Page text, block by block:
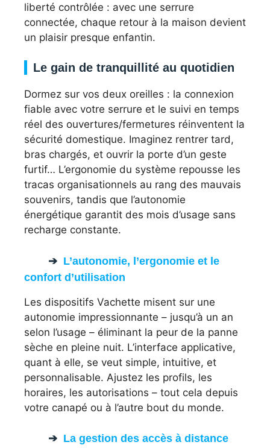
liberté contrôlée : avec une serrure
connectée, chaque retour à la maison devient
un plaisir presque enfantin.
Le gain de tranquillité au quotidien
Dormez sur vos deux oreilles : la connexion
fiable avec votre serrure et le suivi en temps
réel des ouvertures/fermetures réinventent la
sécurité domestique. Imaginez rentrer tard,
bras chargés, et ouvrir la porte d’un geste
furtif… L’ergonomie du système repousse les
tracas organisationnels au rang des mauvais
souvenirs, tandis que l’autonomie
énergétique garantit des mois d’usage sans
recharge constante.
L’autonomie, l’ergonomie et le
confort d’utilisation
Les dispositifs Vachette misent sur une
autonomie impressionnante – jusqu’à un an
selon l’usage – éliminant la peur de la panne
sèche en pleine nuit. L’interface applicative,
quant à elle, se veut simple, intuitive, et
personnalisable. Ajustez les profils, les
horaires, les autorisations – tout cela depuis
votre canapé ou à l’autre bout du monde.
La gestion des accès à distance